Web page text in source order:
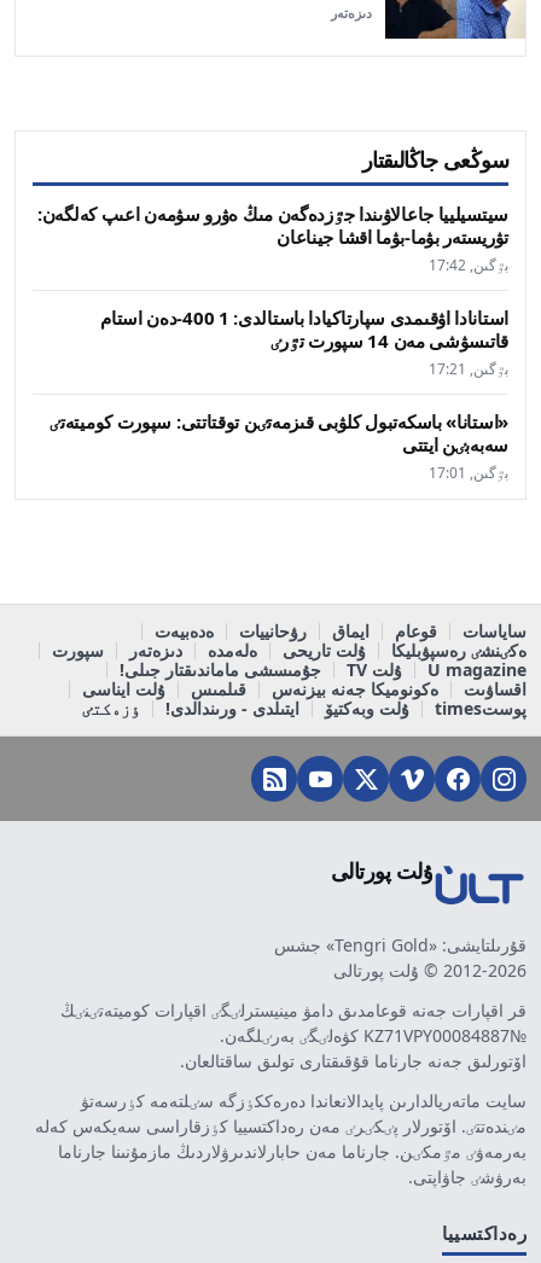
دىزەتەر
سوڭعى جاڭالىقتار
سيتسيلييا جاعالاۋىندا جٷزدەگەن مىڭ ەۋرو سۋمەن اعىپ كەلگەن:
تۋريستەر بۋما-بۋما اقشا جيناعان
بٷگىن, 17:42
استانادا اۋقىمدى سپارتاكيادا باستالدى: 1 400-دەن استام
قاتىسۋشى مەن 14 سپورت تٷرٸ
بٷگىن, 17:21
«استانا» باسكەتبول كلۋبى قىزمەتٸن توقتاتتى: سپورت كوميتەتٸ
سەبەبٸن ايتتى
بٷگىن, 17:01
ساياسات قوعام ايماق رۋحانييات
ەدەبيەت
ەكٸنشٸ رەسپۋبليكا
ۇلت تاريحى ەلەمدە دىزەتەر
سپورت
U magazine
ۇلت TV
جۇمىسشى ماماندىقتار جىلى!
اقساۋىت
ەكونوميكا جەنە بيزنەس قىلمىس
ۇلت ايناسى
پوستtimes
ۇلت وبەكتيۆ ايتىلدى - ورىندالدى! ٶزەكتٸ
ۇلت پورتالى
قۇرىلتايشى: «Tengri Gold» جشس
2012-2026 © ۇلت پورتالى
قر اقپارات جەنە قوعامدىق دامۋ مينيسترلٸگٸ اقپارات كوميتەتٸنٸڭ
№KZ71VPY00084887 كۋەلٸگٸ بەرٸلگەن.
اۆتورلىق جەنە جارناما قۇقىقتارى تولىق ساقتالعان.
سايت ماتەريالدارىن پايدالانعاندا دەرەككٶزگە سٸلتەمە كٶرسەتۋ
مٸندەتتٸ. اۆتورلار پٸكٸرٸ مەن رەداكتسييا كٶزقاراسى سەيكەس كەلە
بەرمەۋٸ مٷمكٸن. جارناما مەن حابارلاندىرۋلاردىڭ مازمۇنىنا جارناما
بەرۋشٸ جاۋاپتى.
رەداكتسييا